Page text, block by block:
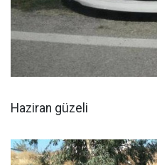
Haziran güzeli